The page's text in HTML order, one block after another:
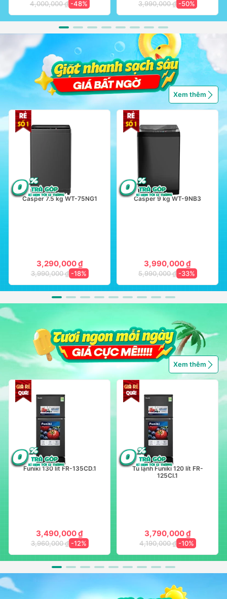
4,000,000 ₫ -48% 3,990,000 ₫ -50%
Xem thêm
Casper 7.5 kg WT-75NG1
3,290,000 ₫
3,990,000 ₫ -18%
Casper 9 kg WT-9NB3
3,990,000 ₫
5,990,000 ₫ -33%
Xem thêm
Funiki 130 lít FR-135CD.1
3,490,000 ₫
3,960,000 ₫ -12%
Tủ lạnh Funiki 120 lít FR-
125CI.1
3,790,000 ₫
4,190,000 ₫ -10%